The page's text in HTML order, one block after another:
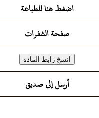
اضغط هنا للطباعة
صفحة الشفرات
أرسل إلى صديق